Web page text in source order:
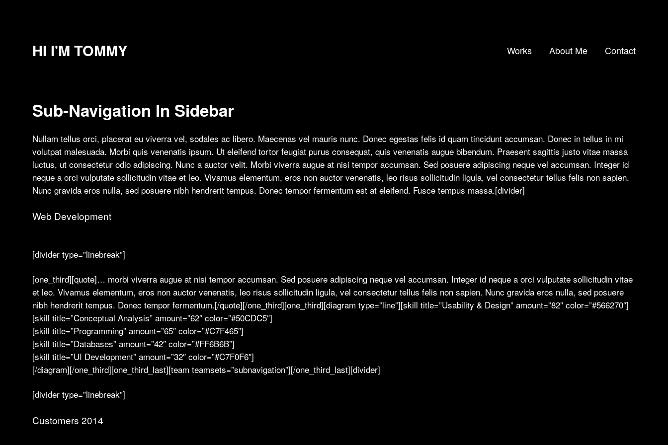
HI I'M TOMMY Works About Me Contact
Sub-Navigation In Sidebar
Nullam tellus orci, placerat eu viverra vel, sodales ac libero. Maecenas vel mauris nunc. Donec egestas felis id quam tincidunt accumsan. Donec in tellus in mi
volutpat malesuada. Morbi quis venenatis ipsum. Ut eleifend tortor feugiat purus consequat, quis venenatis augue bibendum. Praesent sagittis justo vitae massa
luctus, ut consectetur odio adipiscing. Nunc a auctor velit. Morbi viverra augue at nisi tempor accumsan. Sed posuere adipiscing neque vel accumsan. Integer id
neque a orci vulputate sollicitudin vitae et leo. Vivamus elementum, eros non auctor venenatis, leo risus sollicitudin ligula, vel consectetur tellus felis non sapien.
Nunc gravida eros nulla, sed posuere nibh hendrerit tempus. Donec tempor fermentum est at eleifend. Fusce tempus massa.[divider]
Web Development
[divider type=”linebreak”]
[one_third][quote]… morbi viverra augue at nisi tempor accumsan. Sed posuere adipiscing neque vel accumsan. Integer id neque a orci vulputate sollicitudin vitae
et leo. Vivamus elementum, eros non auctor venenatis, leo risus sollicitudin ligula, vel consectetur tellus felis non sapien. Nunc gravida eros nulla, sed posuere
nibh hendrerit tempus. Donec tempor fermentum.[/quote][/one_third][one_third][diagram type=”line”][skill title=”Usability & Design” amount=”82″ color=”#566270″]
[skill title=”Conceptual Analysis” amount=”62″ color=”#50CDC5″]
[skill title=”Programming” amount=”65″ color=”#C7F465″]
[skill title=”Databases” amount=”42″ color=”#FF6B6B”]
[skill title=”UI Development” amount=”32″ color=”#C7F0F6″]
[/diagram][/one_third][one_third_last][team teamsets=”subnavigation”][/one_third_last][divider]
[divider type=”linebreak”]
Customers 2014